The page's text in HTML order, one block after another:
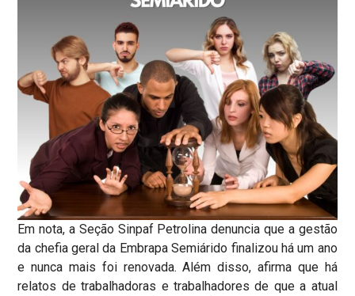
Em nota, a Seção Sinpaf Petrolina denuncia que a gestão
da chefia geral da Embrapa Semiárido finalizou há um ano
e nunca mais foi renovada. Além disso, afirma que há
relatos de trabalhadoras e trabalhadores de que a atual